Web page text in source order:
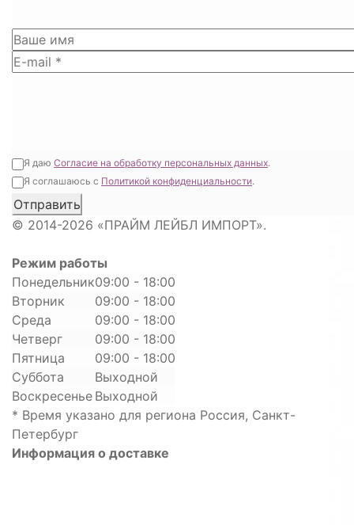
Я даю Согласие на обработку персональных данных.
Я соглашаюсь с Политикой конфиденциальности.
© 2014-2026 «ПРАЙМ ЛЕЙБЛ ИМПОРТ».
Режим работы
Понедельник09:00 - 18:00
Вторник
09:00 - 18:00
Среда
09:00 - 18:00
Четверг
09:00 - 18:00
Пятница
09:00 - 18:00
Суббота
Выходной
Воскресенье Выходной
* Время указано для региона Россия, Санкт-
Петербург
Информация о доставке